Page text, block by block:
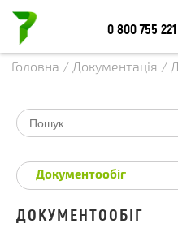
0 800 755 221
Головна / Документація /
ДОКУМЕНТООБІГ
Документообіг